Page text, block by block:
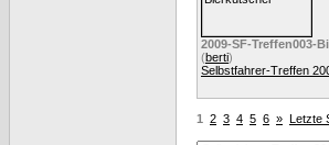
2009-SF-Treffen003-
(berti)
Selbstfahrer-Treffen
1 2 3 4 5 6 » Letzte